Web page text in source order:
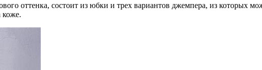
оттенка, состоит из юбки и трех вариантов джемпера, из которых
коже.